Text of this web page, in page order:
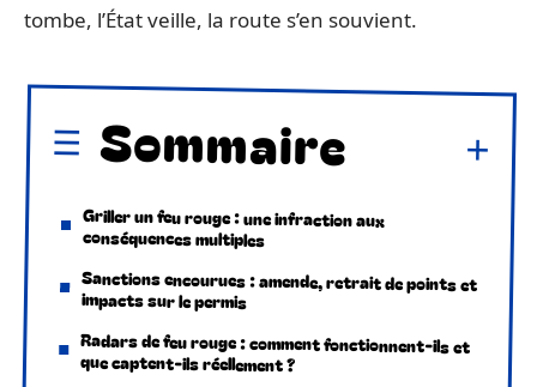
tombe, l’État veille, la route s’en souvient.
Sommaire
Griller un feu rouge : une infraction aux
conséquences multiples
Sanctions encourues : amende, retrait de points et
impacts sur le permis
Radars de feu rouge : comment fonctionnent-ils et
que captent-ils réellement ?